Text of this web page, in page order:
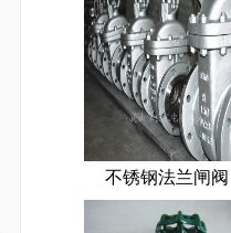
不锈钢法兰闸阀